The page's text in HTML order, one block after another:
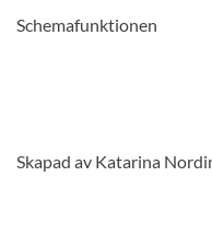
Schemafunktionen
Skapad av Katarina